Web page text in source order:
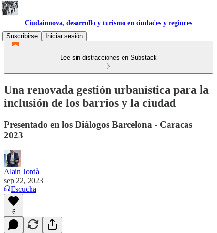
Ciudainnova, desarrollo y turismo en ciudades y regiones
Suscribirse
Iniciar sesión
Lee sin distracciones en Substack
Una renovada gestión urbanística para la
inclusión de los barrios y la ciudad
Presentado en los Diálogos Barcelona - Caracas
2023
Alain Jordà
sep 22, 2023
Escucha
6